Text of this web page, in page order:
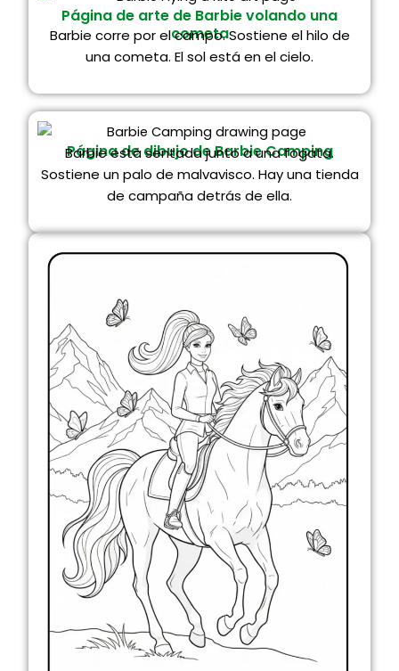
Página de arte de Barbie volando una
cometa
Barbie corre por el campo. Sostiene el hilo de
una cometa. El sol está en el cielo.
Página de dibujo de Barbie Camping
Barbie está sentada junto a una fogata.
Sostiene un palo de malvavisco. Hay una tienda
de campaña detrás de ella.